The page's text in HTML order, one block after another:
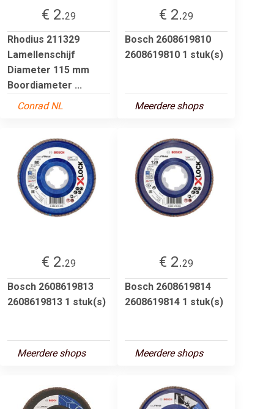
€ 2.29
Rhodius 211329
Lamellenschijf
Diameter 115 mm
Boordiameter ...
Conrad NL
€ 2.29
Bosch 2608619810
2608619810 1 stuk(s)
Meerdere shops
€ 2.29
Bosch 2608619813
2608619813 1 stuk(s)
Meerdere shops
€ 2.29
Bosch 2608619814
2608619814 1 stuk(s)
Meerdere shops